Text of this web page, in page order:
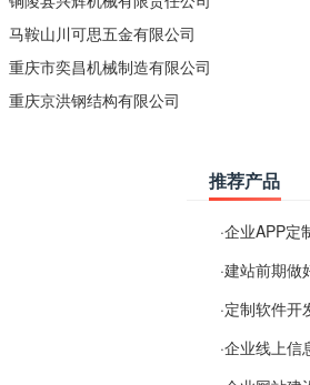
马鞍山川可思五金有限公司
重庆市奕昌机械制造有限公司
重庆京洪钢结构有限公司
推荐产品
·企业APP定
·建站前期做好资
·定制软件开发服
·企业线上信息布局